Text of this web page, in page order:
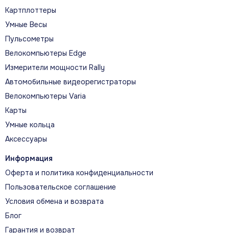
ДИЗАЙН И ВОЗМОЖНОСТИ
Официальная визуальная история
модели
До 10, если быть точным.
ДОЛГАЯ АВТОНОМНОСТЬ ДЛЯ
Маленький на запястье, большие
Картплоттеры
Умные Весы
Пульсометры
Велокомпьютеры Edge
Измерители мощности Rally
Автомобильные видеорегистраторы
Велокомпьютеры Varia
Карты
Умные кольца
Аксессуары
Информация
Оферта и политика конфиденциальности
Пользовательское соглашение
Условия обмена и возврата
Блог
Гарантия и возврат